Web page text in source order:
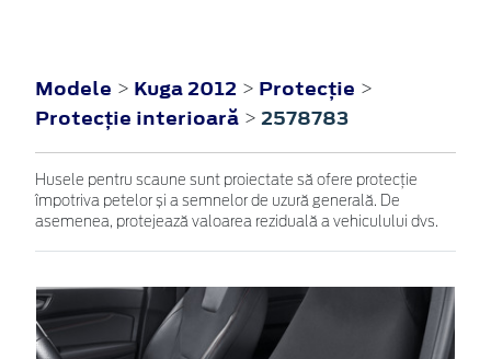
Modele > Kuga 2012 > Protecţie >
Protecţie interioară > 2578783
Husele pentru scaune sunt proiectate să ofere protecție
împotriva petelor și a semnelor de uzură generală. De
asemenea, protejează valoarea reziduală a vehiculului dvs.